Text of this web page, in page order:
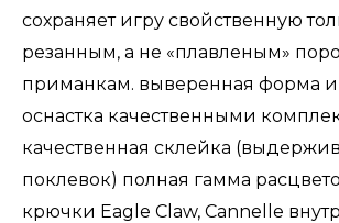
сохраняет игру свойственную
резанным, а не «плавленым»
приманкам. выверенная форма
оснастка качественными
качественная склейка
поклевок) полная гамма
крючки Eagle Claw, Cannelle